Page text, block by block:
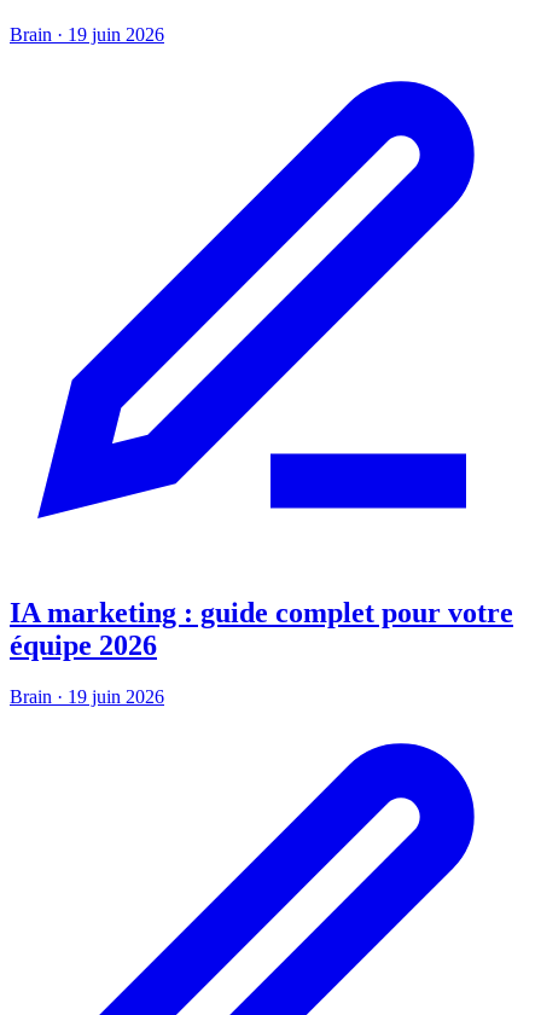
Brain · 19 juin 2026
IA marketing : guide complet pour votre
équipe 2026
Brain · 19 juin 2026